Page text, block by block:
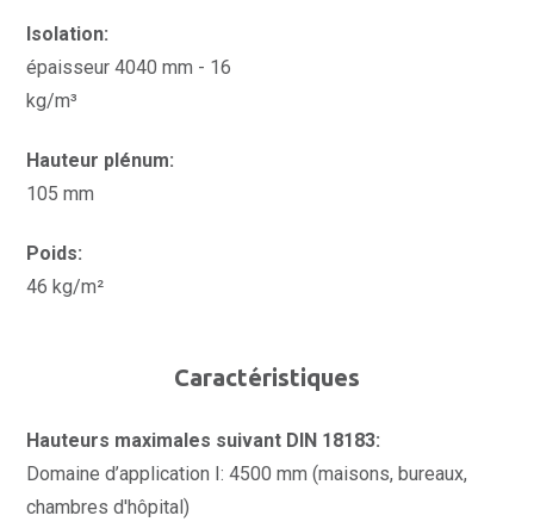
Isolation:
épaisseur 4040 mm - 16
kg/m³
Hauteur plénum:
105 mm
Poids:
46 kg/m²
Caractéristiques
Hauteurs maximales suivant DIN 18183:
Domaine d’application I: 4500 mm (maisons, bureaux,
chambres d'hôpital)